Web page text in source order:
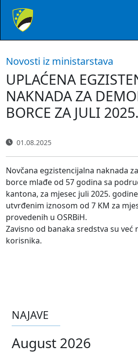
Novosti iz ministarstava
UPLAĆENA
NAKNADA ZA
BORCE ZA JULI
01.08.2025
Novčana egzistencijalna naknada
borce mlađe od 57 godina sa
kantona, za mjesec juli 2025.
utvrđenim iznosom od 7 KM za
provedenih u OSRBiH.
Zavisno od banaka sredstva su već
korisnika.
NAJAVE
August 2026